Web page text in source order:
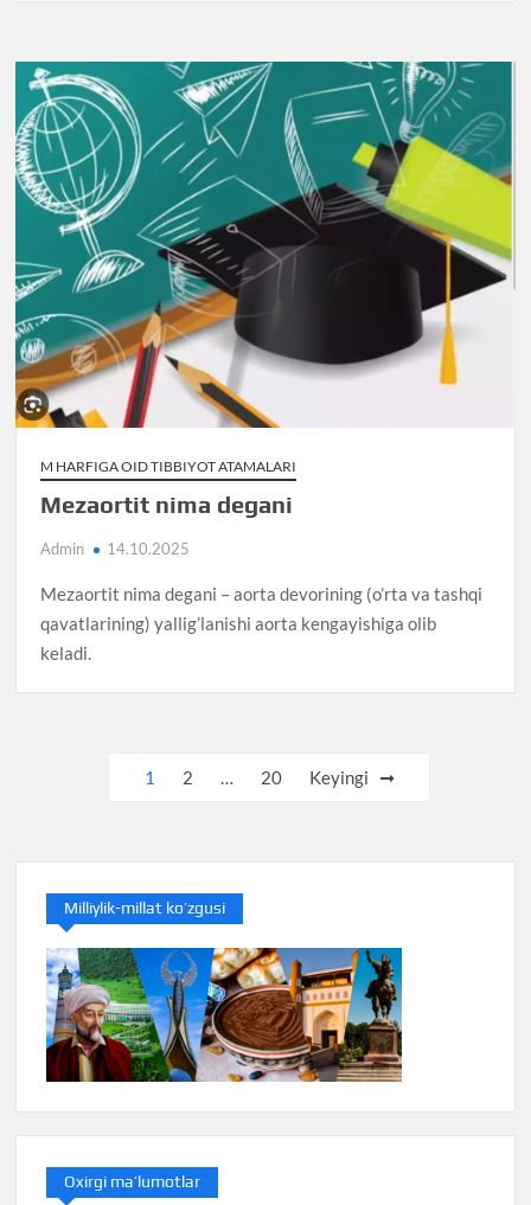
M HARFIGA OID TIBBIYOT ATAMALARI
Mezaortit nima degani
Admin 14.10.2025
Mezaortit nima degani – aorta devorining (o’rta va tashqi
qavatlarining) yallig’lanishi aorta kengayishiga olib
keladi.
1 2 … 20 Keyingi
Milliylik-millat ko’zgusi
Oxirgi ma’lumotlar